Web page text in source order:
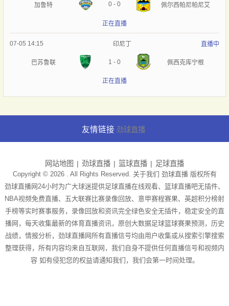
加鲁特 0 - 0 佩尔西帕尼帕尼艾
正在直播
07-05 14:15 印尼丁 直播中
巴苏鲁联 1 - 0 佩西克库宁根
正在直播
友情链接 劲球直播
网站地图 劲球直播 篮球直播 足球直播
Copyright © 2026 . All Rights Reserved. 关于我们 劲球直播版权所有
劲球直播网24小时为广大球迷提供足球直播在线观看、篮球直播吧无插件、
NBA视频免费直播、五大联赛比赛录像回放、意甲赛程赛果、英超积分榜射
手榜等实时赛事服务，录像回放和资讯完全绿色安全无插件，稳定安全的直
播网，每天收集最新的体育直播资讯，原创大数据足球篮球赛果预测，历史
战绩，情报分析，劲球直播网所有直播信号均由用户收集或从搜索引擎搜索
整理获得，所有内容均来自互联网，我们自身不提供任何直播信号和视频内
容 如有侵犯您的权益请通知我们，我们会第一时间处理。